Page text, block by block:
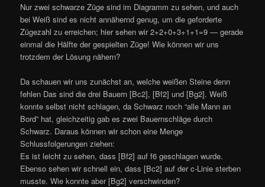
Nur zwei schwarze Züge sind im Diagramm zu sehen, und auch
bei Weiß sind es nicht annähernd genug, um die geforderte
Zügezahl zu erreichen; hier sehen wir 2+2+0+3+1+1=9 — gerade
einmal die Hälfte der gespielten Züge! Wie können wir uns
trotzdem der Lösung nähern?
Da schauen wir uns zunächst an, welche weißen Steine denn
fehlen Das sind die drei Bauern [Bc2], [Bf2] und [Bg2]. Weiß
konnte selbst nicht schlagen, da Schwarz noch “alle Mann an
Bord” hat, gleichzeitig gab es zwei Bauernschläge durch
Schwarz. Daraus können wir schon eine Menge
Schlussfolgerungen ziehen:
Es ist leicht zu sehen, dass [Bf2] auf f6 geschlagen wurde.
Ebenso sehen wir schnell ein, dass [Bc2] auf der c-Linie sterben
musste. Wie konnte aber [Bg2] verschwinden?